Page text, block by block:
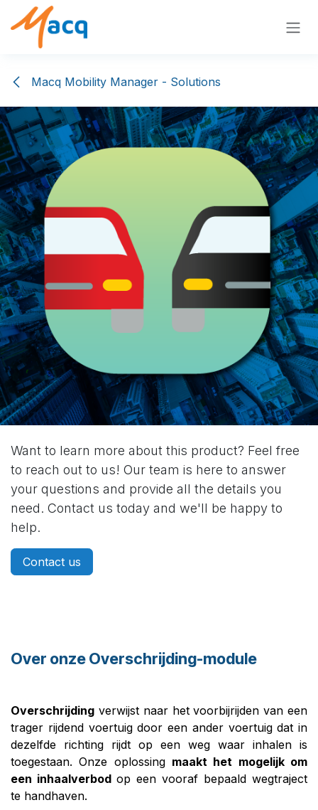
Overslaan naar inhoud
Macq Mobility Manager - Solutions
Want to learn more about this product? Feel free
to reach out to us! Our team is here to answer
your questions and provide all the details you
need. Contact us today and we'll be happy to
help.
Contact us
Over onze Overschrijding-module
Overschrijding verwijst naar het voorbijrijden van een
trager rijdend voertuig door een ander voertuig dat in
dezelfde richting rijdt op een weg waar inhalen is
toegestaan. Onze oplossing maakt het mogelijk om
een inhaalverbod op een vooraf bepaald wegtraject
te handhaven.